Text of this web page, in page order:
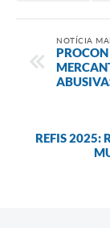
NOTÍCIA
REFIS 2025: